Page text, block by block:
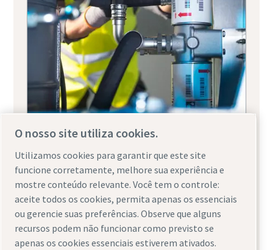
Filtros e separadores do compressor de
ar
O nosso site utiliza cookies.
Utilizamos cookies para garantir que este site
funcione corretamente, melhore sua experiência e
mostre conteúdo relevante. Você tem o controle:
aceite todos os cookies, permita apenas os essenciais
ou gerencie suas preferências. Observe que alguns
recursos podem não funcionar como previsto se
apenas os cookies essenciais estiverem ativados.